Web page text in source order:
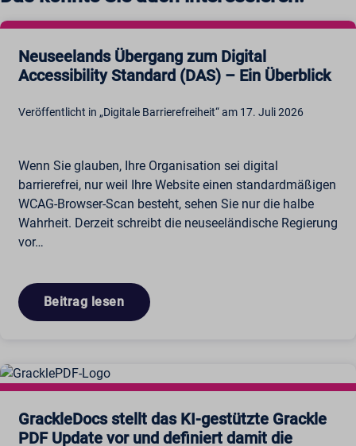
Neuseelands Übergang zum Digital
Accessibility Standard (DAS) – Ein Überblick
Veröffentlicht in „Digitale Barrierefreiheit“ am 17. Juli 2026
Wenn Sie glauben, Ihre Organisation sei digital
barrierefrei, nur weil Ihre Website einen standardmäßigen
WCAG-Browser-Scan besteht, sehen Sie nur die halbe
Wahrheit. Derzeit schreibt die neuseeländische Regierung
vor…
Beitrag lesen
GrackleDocs stellt das KI-gestützte Grackle
PDF Update vor und definiert damit die